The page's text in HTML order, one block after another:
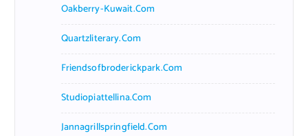
Oakberry-Kuwait.com
Quartzliterary.com
Friendsofbroderickpark.com
Studiopiattellina.com
Jannagrillspringfield.com